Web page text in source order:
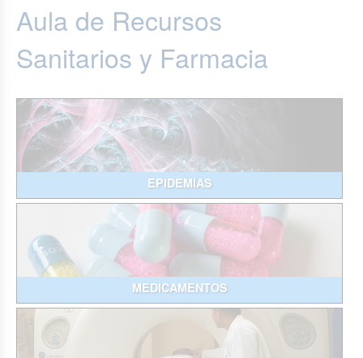
Aula de Recursos
Sanitarios y Farmacia
EPIDEMIAS
MEDICAMENTOS